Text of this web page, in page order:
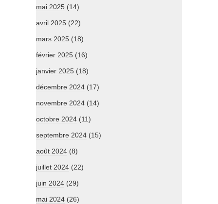
mai 2025 (14)
avril 2025 (22)
mars 2025 (18)
février 2025 (16)
janvier 2025 (18)
décembre 2024 (17)
novembre 2024 (14)
octobre 2024 (11)
septembre 2024 (15)
août 2024 (8)
juillet 2024 (22)
juin 2024 (29)
mai 2024 (26)